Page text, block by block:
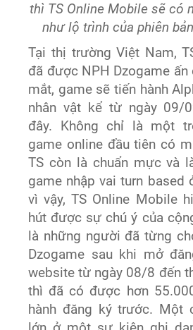
thì TS Online Mobile sẽ có
như lộ trình của phiên
Tại thị trường Việt Nam,
đã được NPH Dzogame
mắt, game sẽ tiến hành
nhân vật kể từ ngày 09/
đây.
Không chỉ là một
game online đầu tiên có
TS còn là chuẩn mực và
game nhập vai turn based
vì vậy, TS Online Mobile
hút được sự chú ý của
là những người đã từng
Dzogame sau khi mở
website từ ngày 08/8 đến
thì đã có được hơn
hành đăng ký trước. Một